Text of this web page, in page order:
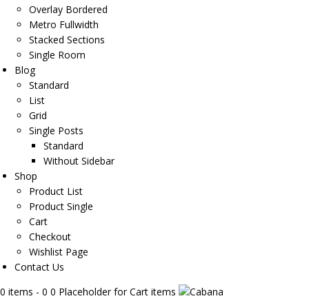
Overlay Bordered
Metro Fullwidth
Stacked Sections
Single Room
Blog
Standard
List
Grid
Single Posts
Standard
Without Sidebar
Shop
Product List
Product Single
Cart
Checkout
Wishlist Page
Contact Us
0 items - 0 0 Placeholder for Cart items